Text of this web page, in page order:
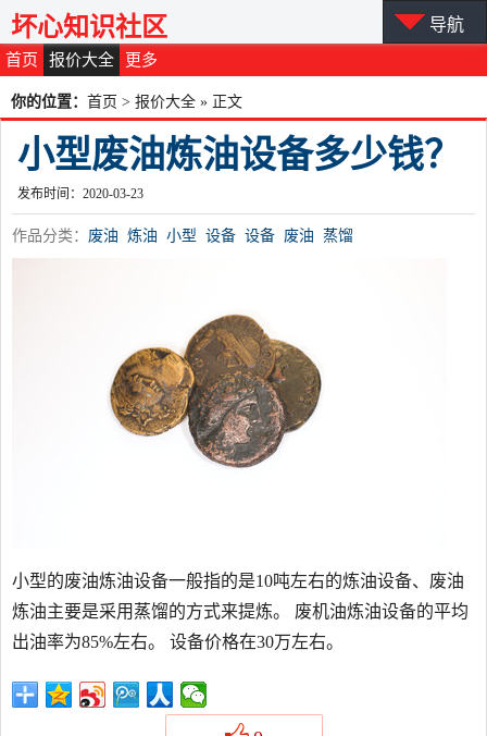
首页 报价大全 更多
坏心知识社区 导航
你的位置： 首页 > 报价大全 » 正文
小型废油炼油设备多少钱？
发布时间：2020-03-23
作品分类： 废油 炼油 小型 设备 设备 废油 蒸馏
小型的废油炼油设备一般指的是10吨左右的炼油设备、废油
炼油主要是采用蒸馏的方式来提炼。 废机油炼油设备的平均
出油率为85%左右。 设备价格在30万左右。